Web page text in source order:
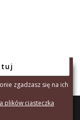
zgadzasz się na ich
plików ciasteczka